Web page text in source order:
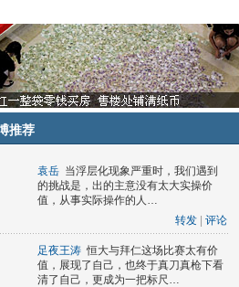
推荐
袁岳 当浮层化现象严重时，我们遇到
的挑战是，出的主意没有太大实操价
值，从事实际操作的人…
转发
评论
足夜王涛 恒大与拜仁这场比赛太有价
值，展现了自己，也终于真刀真枪下看
清了自己，更成为一把标尺…